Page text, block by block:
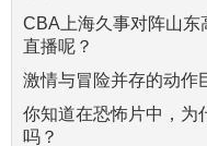
CBA上海久事对阵山东
直播呢？
激情与冒险并存的动作
你知道在恐怖片中，为
吗？